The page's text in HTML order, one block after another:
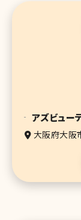
アズビュー
大阪府大阪